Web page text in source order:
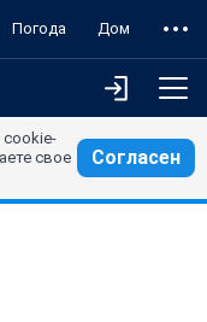
Погода Дом
cookie-
свое
Согласен